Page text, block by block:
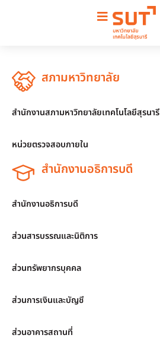
สภามหาวิทยาลัย
สำนักงานสภามหาวิทยาลัยเทคโนโลยีสุรนารี
หน่วยตรวจสอบภายใน
สำนักงานอธิการบดี
สำนักงานอธิการบดี
ส่วนสารบรรณและนิติการ
ส่วนทรัพยากรบุคคล
ส่วนการเงินและบัญชี
ส่วนอาคารสถานที่